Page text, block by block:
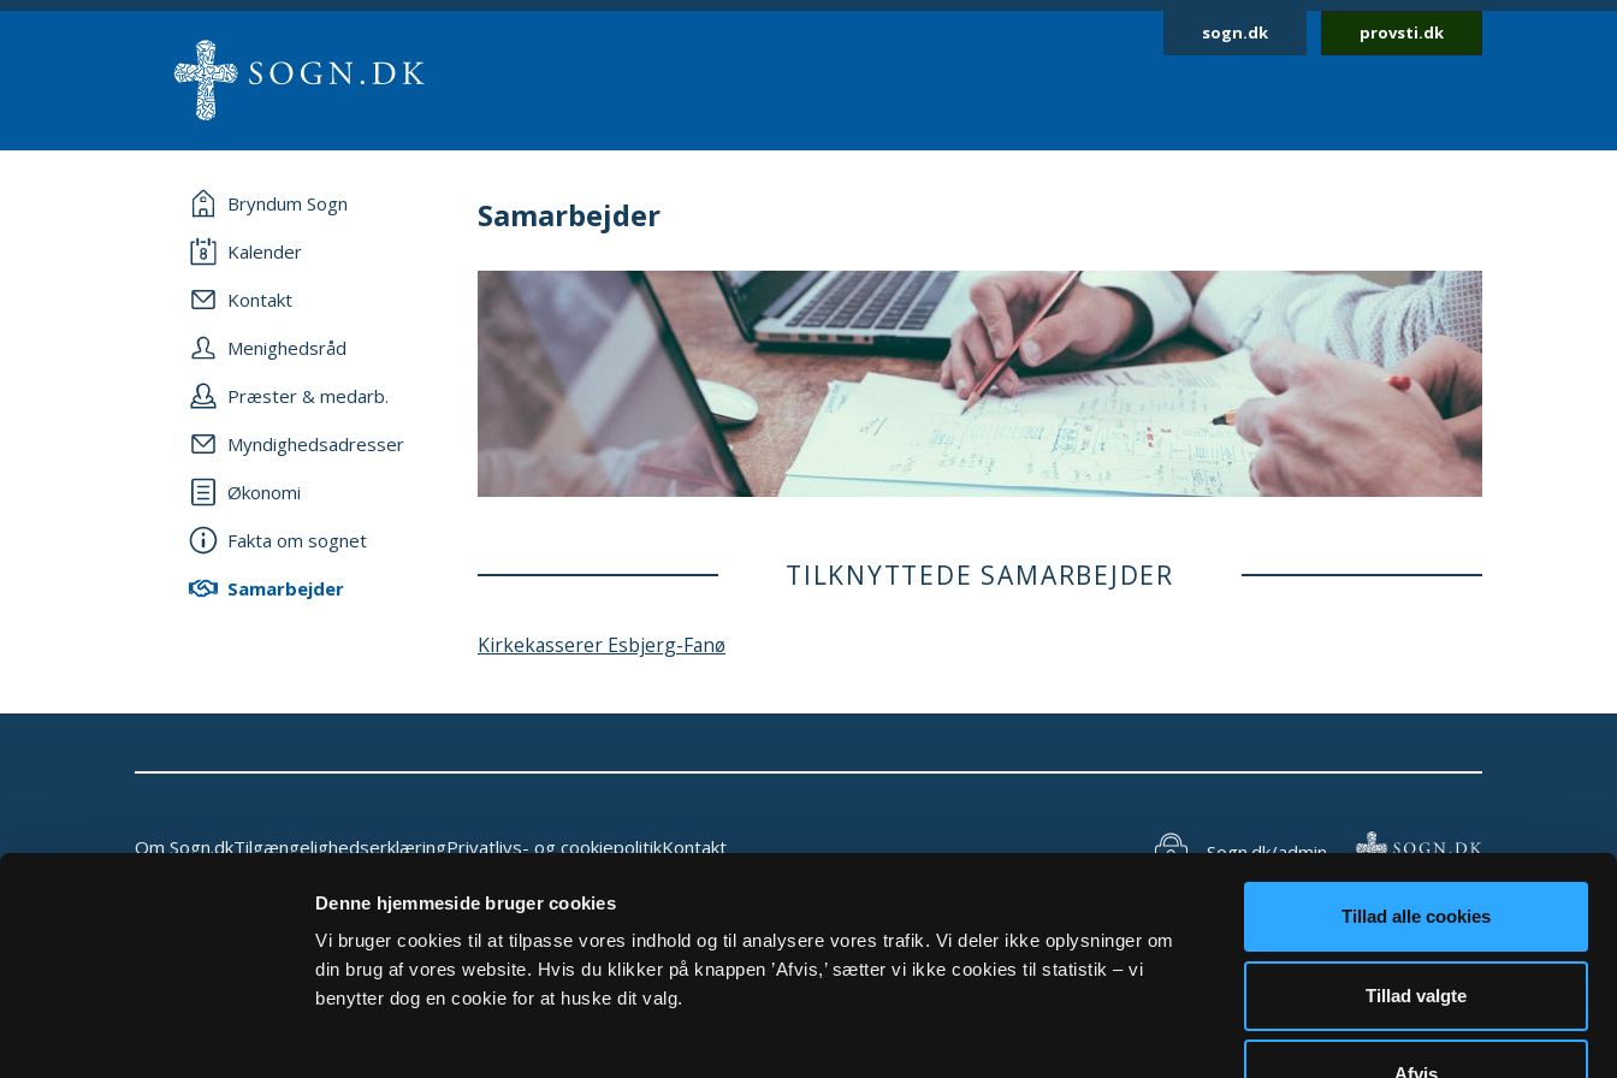
Denne hjemmeside bruger cookies
Vi bruger cookies til at tilpasse vores indhold og til analysere vores trafik. Vi deler ikke oplysninger om
din brug af vores website. Hvis du klikker på knappen ’Afvis,’ sætter vi ikke cookies til statistik – vi
benytter dog en cookie for at huske dit valg.
Tillad alle cookies
Tillad valgte
Afvis
sogn.dk provsti.dk
Bryndum Sogn
Kalender
Kontakt
Menighedsråd
Præster & medarb.
Myndighedsadresser
Økonomi
Fakta om sognet
Samarbejder
Samarbejder
TILKNYTTEDE SAMARBEJDER
Kirkekasserer Esbjerg-Fanø
Om Sogn.dkTilgængelighedserklæringPrivatlivs- og cookiepolitikKontakt Sogn.dk/admin